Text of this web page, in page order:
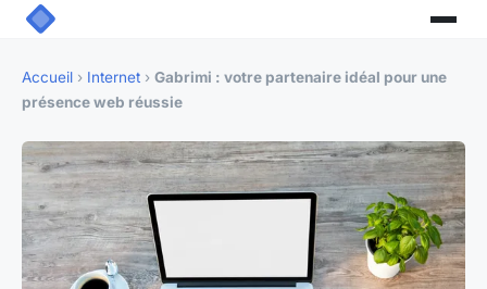
Accueil › Internet › Gabrimi : votre partenaire idéal pour une
présence web réussie